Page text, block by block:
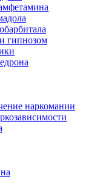
гипнозом
наркомании